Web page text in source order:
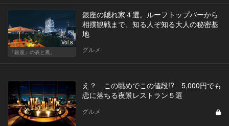
Vol.8
「銀座」の表と裏。
銀座の隠れ家４選。ルーフトップバーから
相撲観戦まで、知る人ぞ知る大人の秘密基
地
グルメ
え？ この眺めでこの値段!? 5,000円でも
恋に落ちる夜景レストラン５選
グルメ